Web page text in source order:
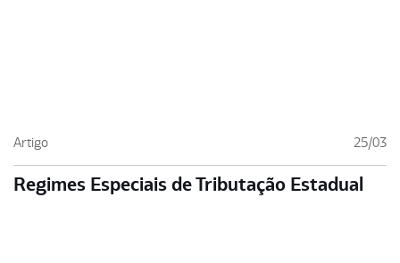
Artigo 25/03
Regimes Especiais de Tributação Estadual